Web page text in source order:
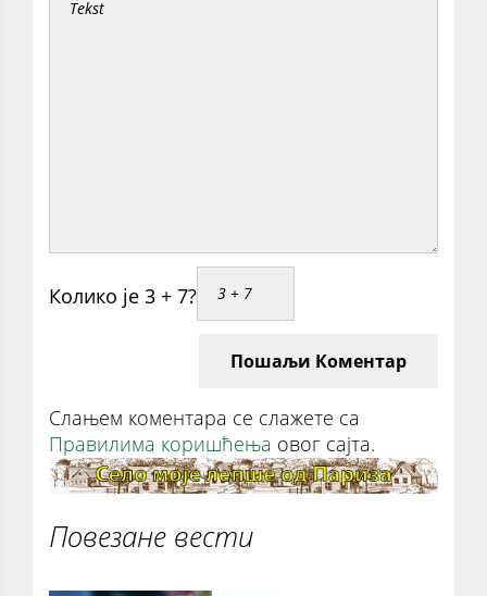
Колико је 3 + 7?
Пошаљи Коментар
Слањем коментара се слажете са
Правилима коришћења овог сајта.
Повезане вести